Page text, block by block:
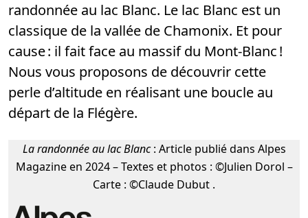
randonnée au lac Blanc. Le lac Blanc est un
classique de la vallée de Chamonix. Et pour
cause : il fait face au massif du Mont-Blanc !
Nous vous proposons de découvrir cette
perle d’altitude en réalisant une boucle au
départ de la Flégère.
La randonnée au lac Blanc: Article publié dans Alpes
Magazine en 2024 – Textes et photos : ©Julien Dorol –
Carte : ©Claude Dubut .